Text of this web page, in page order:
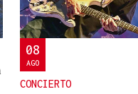
08
AGO
CONCIERTO